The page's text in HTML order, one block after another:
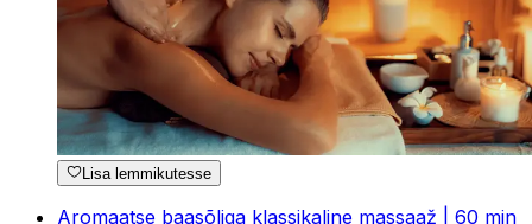
Lisa lemmikutesse
Aromaatse baasõliga klassikaline massaaž | 60 min